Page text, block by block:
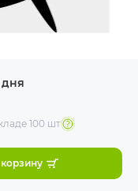
дня
100 шт
корзину